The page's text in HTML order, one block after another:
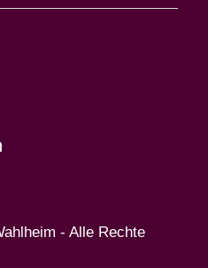
- Alle Rechte